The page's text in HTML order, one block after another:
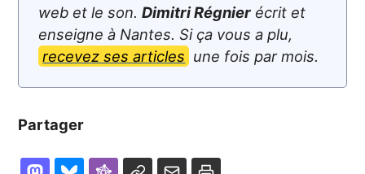
web et le son.Dimitri Régnier écrit et
enseigne à Nantes. Si ça vous a plu,
recevez ses articles une fois par mois.
Partager